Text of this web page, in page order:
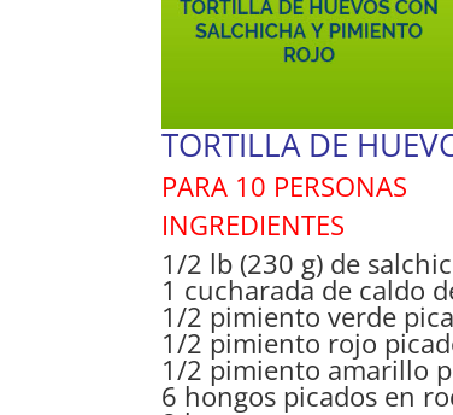
TORTILLA DE
PARA 10 PERSONAS
INGREDIENTES
1/2 lb (230 g) de
1 cucharada de caldo
1/2 pimiento verde
1/2 pimiento rojo
1/2 pimiento amarillo
6 hongos picados en